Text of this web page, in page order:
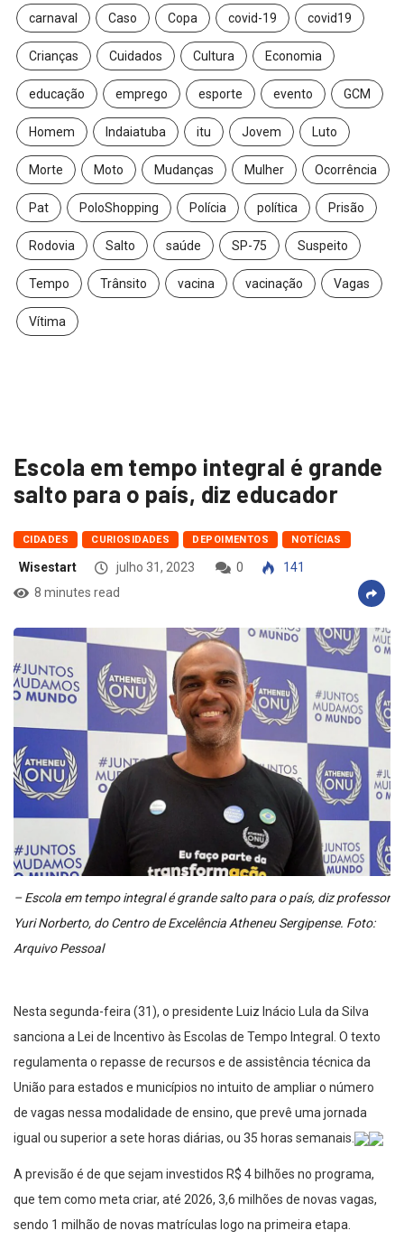
carnaval Caso Copa covid-19 covid19
Crianças Cuidados Cultura Economia
educação emprego esporte evento GCM
Homem Indaiatuba itu Jovem Luto
Morte Moto Mudanças Mulher Ocorrência
Pat PoloShopping Polícia política Prisão
Rodovia Salto saúde SP-75 Suspeito
Tempo Trânsito vacina vacinação Vagas
Vítima
Escola em tempo integral é grande
salto para o país, diz educador
CIDADES CURIOSIDADES DEPOIMENTOS NOTÍCIAS
Wisestart julho 31, 2023 0
141
8 minutes read
– Escola em tempo integral é grande salto para o país, diz professor
Yuri Norberto, do Centro de Excelência Atheneu Sergipense. Foto:
Arquivo Pessoal
Nesta segunda-feira (31), o presidente Luiz Inácio Lula da Silva
sanciona a Lei de Incentivo às Escolas de Tempo Integral. O texto
regulamenta o repasse de recursos e de assistência técnica da
União para estados e municípios no intuito de ampliar o número
de vagas nessa modalidade de ensino, que prevê uma jornada
igual ou superior a sete horas diárias, ou 35 horas semanais.
A previsão é de que sejam investidos R$ 4 bilhões no programa,
que tem como meta criar, até 2026, 3,6 milhões de novas vagas,
sendo 1 milhão de novas matrículas logo na primeira etapa.